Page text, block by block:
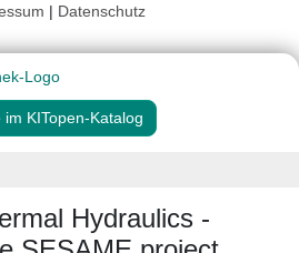
| Datenschutz
im KITopen-Katalog
Hydraulics -